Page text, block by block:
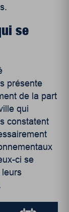
se
présente
de la part
qui
constatent
ci se
leurs